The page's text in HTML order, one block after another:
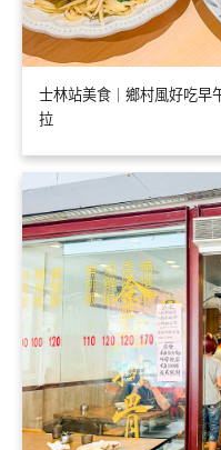
士林站美食｜鄉村風好吃早
拉